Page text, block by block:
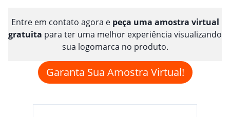
Entre em contato agora e peça uma amostra virtual
gratuita para ter uma melhor experiência visualizando
sua logomarca no produto.
Garanta Sua Amostra Virtual!